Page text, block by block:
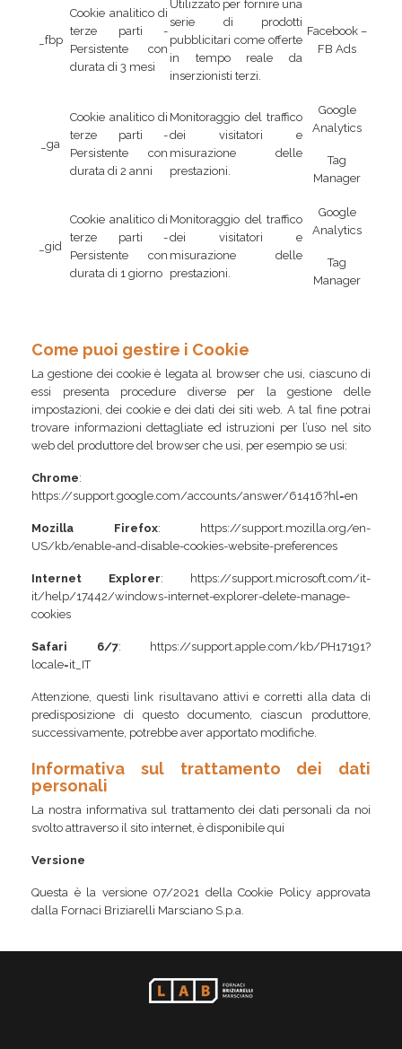
_fbp
Cookie analitico di
terze parti -
Persistente con
durata di 3 mesi
Utilizzato per fornire una
serie di prodotti
pubblicitari come offerte
in tempo reale da
inserzionisti terzi.
Facebook –
FB Ads
_ga
Cookie analitico di
terze parti -
Persistente con
durata di 2 anni
Monitoraggio del traffico
dei visitatori e
misurazione delle
prestazioni.
Google
Analytics
Tag
Manager
_gid
Cookie analitico di
terze parti -
Persistente con
durata di 1 giorno
Monitoraggio del traffico
dei visitatori e
misurazione delle
prestazioni.
Google
Analytics
Tag
Manager
Come puoi gestire i Cookie
La gestione dei cookie è legata al browser che usi, ciascuno di
essi presenta procedure diverse per la gestione delle
impostazioni, dei cookie e dei dati dei siti web. A tal fine potrai
trovare informazioni dettagliate ed istruzioni per l’uso nel sito
web del produttore del browser che usi, per esempio se usi:
Chrome:
https://support.google.com/accounts/answer/61416?hl=en
Mozilla Firefox:
https://support.mozilla.org/en-
US/kb/enable-and-disable-cookies-website-preferences
Internet Explorer:
https://support.microsoft.com/it-
it/help/17442/windows-internet-explorer-delete-manage-
cookies
Safari 6/7:
https://support.apple.com/kb/PH17191?
locale=it_IT
Attenzione, questi link risultavano attivi e corretti alla data di
predisposizione di questo documento, ciascun produttore,
successivamente, potrebbe aver apportato modifiche.
Informativa sul trattamento dei dati
personali
La nostra informativa sul trattamento dei dati personali da noi
svolto attraverso il sito internet, è disponibile qui
Versione
Questa è la versione 07/2021 della Cookie Policy approvata
dalla Fornaci Briziarelli Marsciano S.p.a.